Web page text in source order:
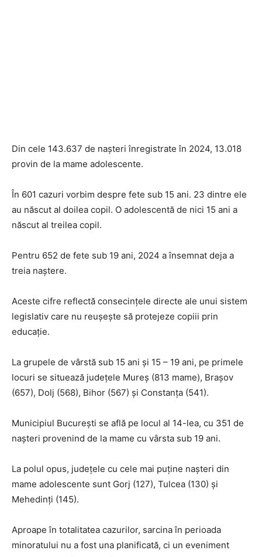
Din cele 143.637 de nașteri înregistrate în 2024, 13.018
provin de la mame adolescente.
În 601 cazuri vorbim despre fete sub 15 ani. 23 dintre ele
au născut al doilea copil. O adolescentă de nici 15 ani a
născut al treilea copil.
Pentru 652 de fete sub 19 ani, 2024 a însemnat deja a
treia naștere.
Aceste cifre reflectă consecințele directe ale unui sistem
legislativ care nu reușește să protejeze copiii prin
educație.
La grupele de vârstă sub 15 ani și 15 – 19 ani, pe primele
locuri se situează județele Mureș (813 mame), Brașov
(657), Dolj (568), Bihor (567) și Constanța (541).
Municipiul București se află pe locul al 14-lea, cu 351 de
nașteri provenind de la mame cu vârsta sub 19 ani.
La polul opus, județele cu cele mai puține nașteri din
mame adolescente sunt Gorj (127), Tulcea (130) și
Mehedinți (145).
Aproape în totalitatea cazurilor, sarcina în perioada
minoratului nu a fost una planificată, ci un eveniment